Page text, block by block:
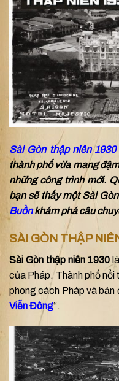
Sài Gòn thập niên 1930
thành phố vừa mang
những công trình mới.
bạn sẽ thấy một Sài
Buồnkhám phá câu
SÀI GÒN THẬP
Sài Gòn thập niên 1930
của Pháp. Thành phố
phong cách Pháp và bản
Viễn Đông“.